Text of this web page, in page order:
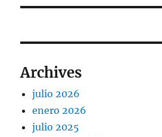
Archives
julio 2026
enero 2026
julio 2025